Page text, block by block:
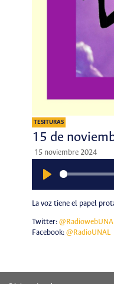
TESITURAS
15 de
15 noviembre 2024
La voz tiene el papel
Twitter:
Facebook: @RadioUNAL